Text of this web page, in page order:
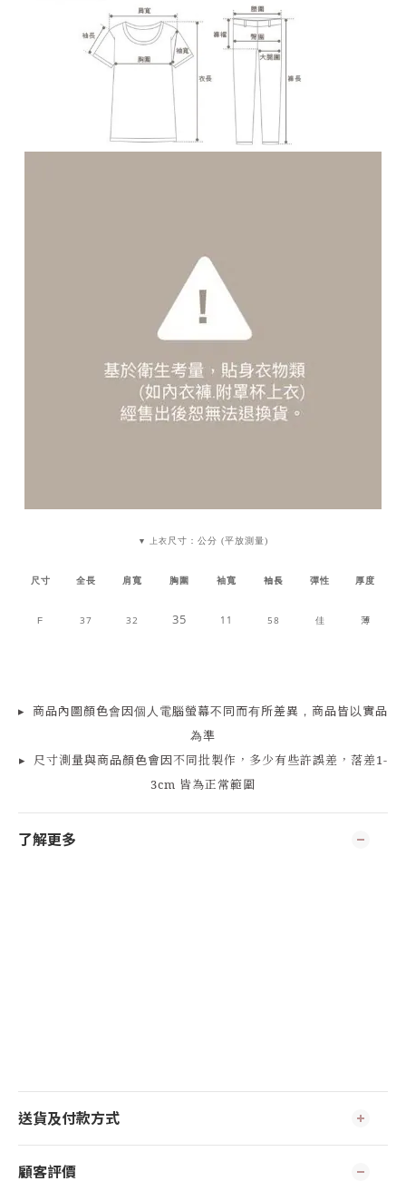
▼ 上衣 尺寸：公分 (平放測量)
尺寸 全長 肩寬 胸圍 袖寬 袖長 彈性 厚度
F 37 32 35 11 58 佳 薄
▸ 商品內圖顏色會因個人電腦螢幕不同而有所差異，商品皆以實品
為準
▸ 尺寸測量與商品顏色會因不同批製作，多少有些許誤差，落差1-
3cm 皆為正常範圍
了解更多
送貨及付款方式
顧客評價